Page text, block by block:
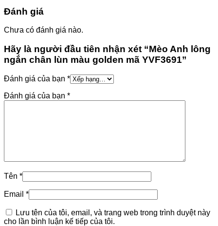
Đánh giá
Chưa có đánh giá nào.
Hãy là người đầu tiên nhận xét “Mèo Anh lông
ngắn chân lùn màu golden mã YVF3691”
Đánh giá của bạn *
Đánh giá của bạn *
Tên *
Email *
Lưu tên của tôi, email, và trang web trong trình duyệt này
cho lần bình luận kế tiếp của tôi.